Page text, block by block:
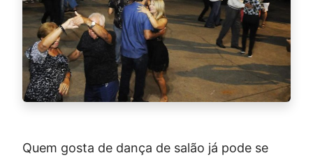
Quem gosta de dança de salão já pode se